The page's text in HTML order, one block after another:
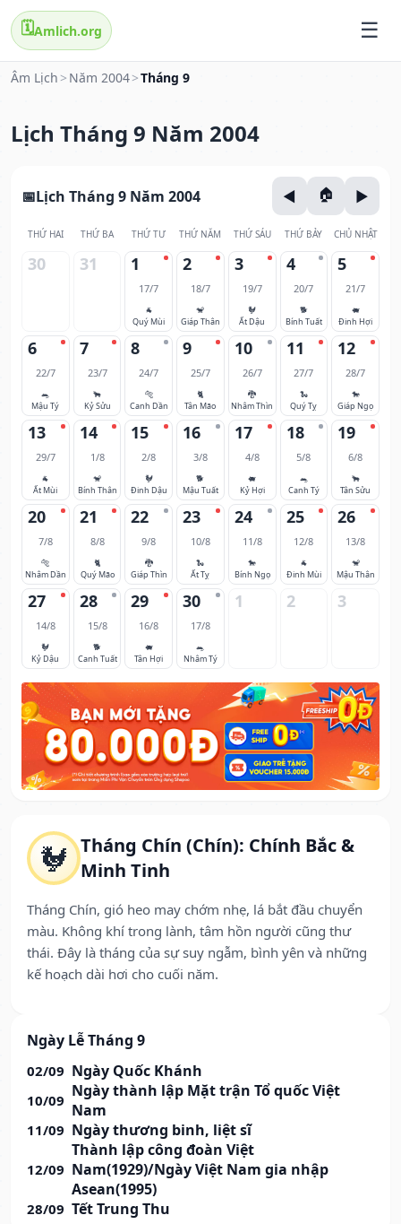
🗓️Amlich.org
Âm Lịch > Năm 2004>Tháng 9
Lịch Tháng 9 Năm 2004
🐓 Tháng Chín (Chín): Chính Bắc &
Minh Tinh
Tháng Chín, gió heo may chớm nhẹ, lá bắt đầu chuyển
màu. Không khí trong lành, tâm hồn người cũng thư
thái. Đây là tháng của sự suy ngẫm, bình yên và những
kế hoạch dài hơi cho cuối năm.
Ngày Lễ Tháng 9
02/09 Ngày Quốc Khánh
10/09 Ngày thành lập Mặt trận Tổ quốc Việt
Nam
11/09 Ngày thương binh, liệt sĩ
12/09
Thành lập công đoàn Việt
Nam(1929)/Ngày Việt Nam gia nhập
Asean(1995)
28/09 Tết Trung Thu
Lịch Tháng 9 Năm 2004
THỨ HAI THỨ BA THỨ TƯ THỨ NĂM THỨ SÁU THỨ BẢY CHỦ NHẬT
30 31 1
17/7
🐐
Quý Mùi
2
18/7
🐒
Giáp Thân
3
19/7
🐓
Ất Dậu
4
20/7
🐕
Bính Tuất
5
21/7
🐖
Đinh Hợi
6
22/7
🐀
Mậu Tý
7
23/7
🐂
Kỷ Sửu
8
24/7
🐅
Canh Dần
9
25/7
🐈
Tân Mão
10
26/7
🐉
Nhâm Thìn
11
27/7
🐍
Quý Tỵ
12
28/7
🐎
Giáp Ngọ
13
29/7
🐐
Ất Mùi
14
1/8
🐒
Bính Thân
15
2/8
🐓
Đinh Dậu
16
3/8
🐕
Mậu Tuất
17
4/8
🐖
Kỷ Hợi
18
5/8
🐀
Canh Tý
19
6/8
🐂
Tân Sửu
20
7/8
🐅
Nhâm Dần
21
8/8
🐈
Quý Mão
22
9/8
🐉
Giáp Thìn
23
10/8
🐍
Ất Tỵ
24
11/8
🐎
Bính Ngọ
25
12/8
🐐
Đinh Mùi
26
13/8
🐒
Mậu Thân
27
14/8
🐓
Kỷ Dậu
28
15/8
🐕
Canh Tuất
29
16/8
🐖
Tân Hợi
30
17/8
🐀
Nhâm Tý
1 2 3